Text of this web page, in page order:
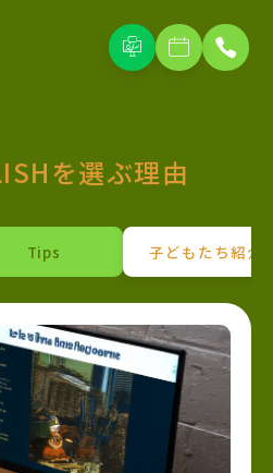
を選ぶ理由
Tips 子どもたち紹介